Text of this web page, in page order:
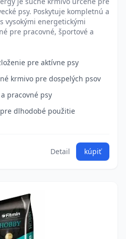
psy. Poskytuje kompletnú a
vysokými energetickými
pre pracovné, športové a
pre aktívne psy
krmivo pre dospelých psov
pracovné psy
dlhodobé použitie
Detail kúpiť